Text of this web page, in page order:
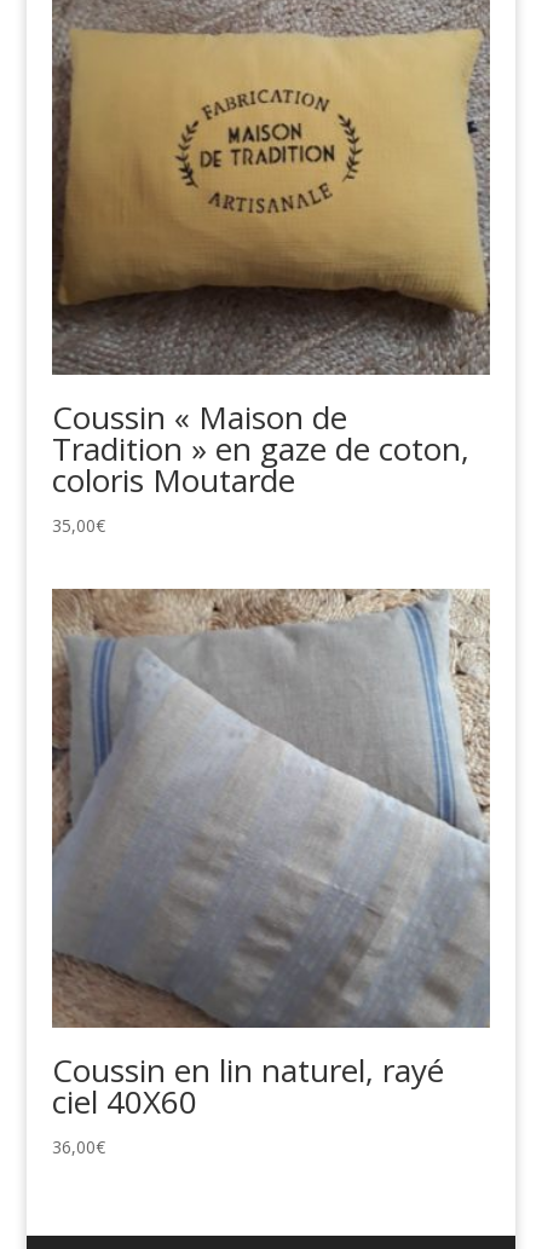
Coussin « Maison de
Tradition » en gaze de coton,
coloris Moutarde
35,00€
Coussin en lin naturel, rayé
ciel 40X60
36,00€